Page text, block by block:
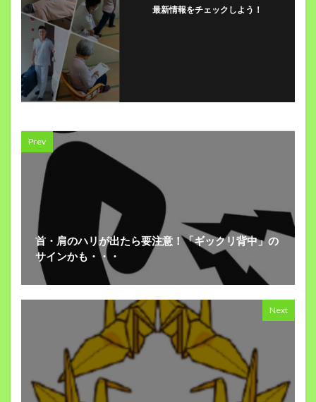
最新情報をチェックしよう！
Prev
首・肩のハリが出たら要注意！「ギックリ背中」の
サインかも・・・
Next